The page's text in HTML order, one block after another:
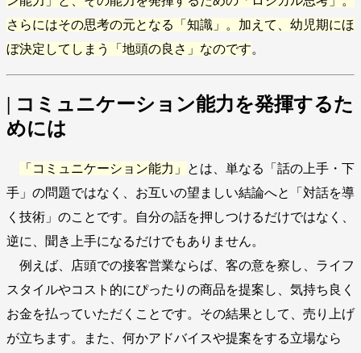
さらにはその思考の元となる「知識」。加えて、幼児期にほ
ぼ決定してしまう「地頭の良さ」なのです。
| コミュニケーション能力を発揮するた
めには
「コミュニケーション能力」
とは、単なる「話の上手・下
手」の問題ではなく、お互いの望ましい結論へと「対話を導
く技術」のことです。自分の話を押しつけるだけではなく、
逆に、聞き上手になるだけでもありません。
例えば、店頭での接客営業ならば、客の意を察し、ライフ
スタイルやコスト的にぴったりの商品を提案し、気持ち良く
お金を払っていただくことです。その結果として、売り上げ
が立ちます。また、何かアドバイスや提案をする立場なら